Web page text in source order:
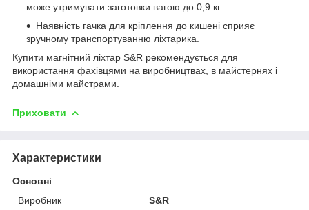
може утримувати заготовки вагою до 0,9 кг.
Наявність гачка для кріплення до кишені сприяє
зручному транспортуванню ліхтарика.
Купити магнітний ліхтар S&R рекомендується для
використання фахівцями на виробництвах, в майстернях і
домашніми майстрами.
Приховати
Характеристики
Основні
Виробник
S&R